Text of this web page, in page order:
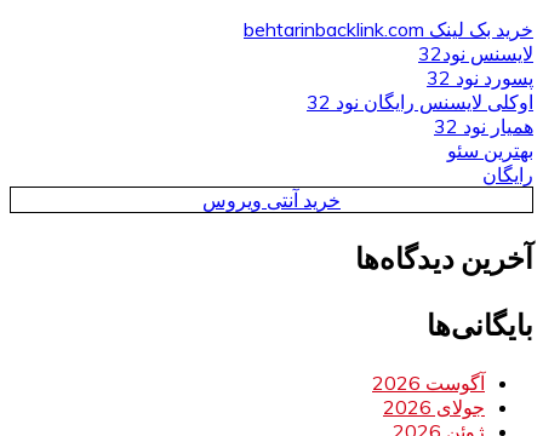
خرید بک لینک behtarinbacklink.com
لایسنس نود32
پسورد نود 32
اوکلی لایسنس رایگان نود 32
همیار نود 32
بهترین سئو
رایگان
خرید آنتی ویروس
آخرین دیدگاه‌ها
بایگانی‌ها
آگوست 2026
جولای 2026
ژوئن 2026